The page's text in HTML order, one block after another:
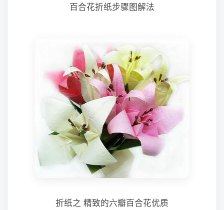
百合花折纸步骤图解法
折纸之 精致的六瓣百合花优质